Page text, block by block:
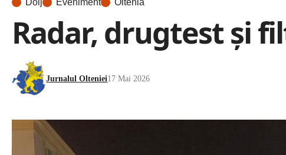
Dolj Eveniment Oltenia
Radar, drugtest și
Jurnalul Olteniei17 Mai 2026